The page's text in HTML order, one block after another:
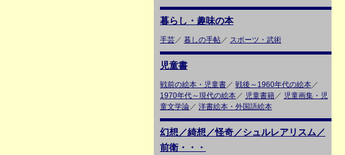
暮らし・趣味の本
手芸／ 暮しの手帖／ スポーツ・武術
児童書
戦前の絵本・児童書／ 戦後～1960年代の絵本／
1970年代～現代の絵本／ 児童書籍／ 児童画集・児
童文学論／ 洋書絵本・外国語絵本
幻想／綺想／怪奇／シュルレアリスム／
前衛・・・